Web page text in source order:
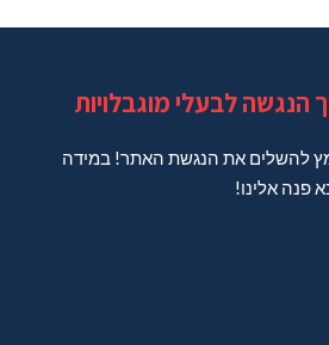
הנגשה לבעלי מוגבלויות
להשלים את הנגשת האתר! במידה
פנה אלינו!